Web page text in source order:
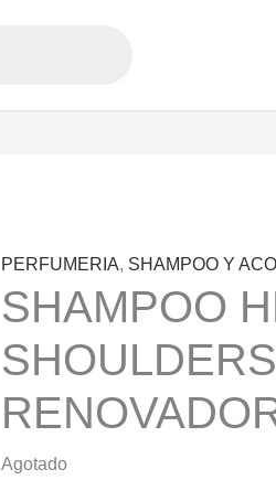
PERFUMERIA, SHAMPOO Y
SHAMPOO
Agotado